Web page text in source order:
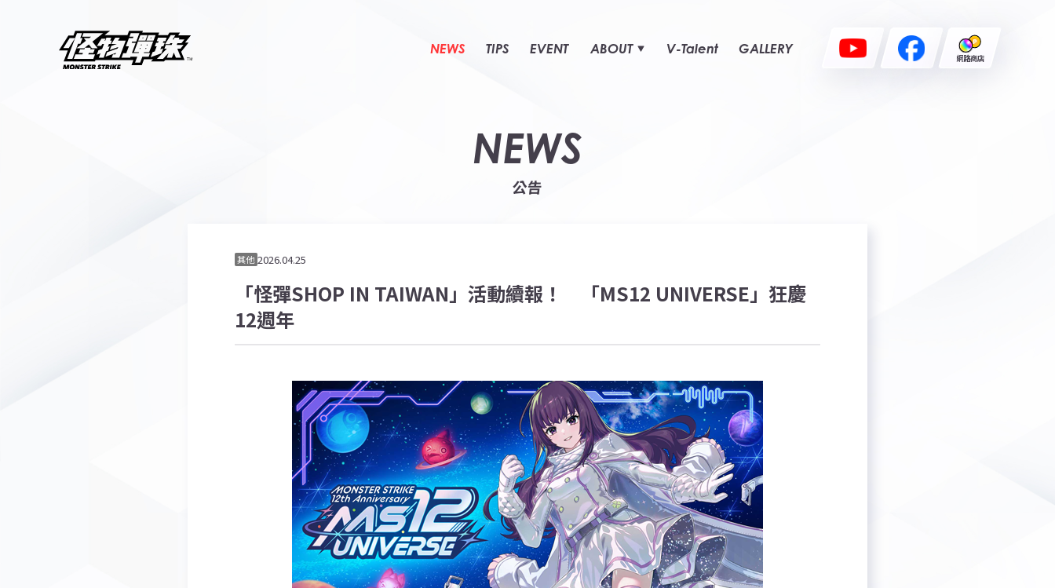
NEWS TIPS EVENT ABOUT V-Talent GALLERY
網路商店
NEWS
公告
其他 2026.04.25
「怪彈SHOP IN TAIWAN」活動續報！ 「MS12 UNIVERSE」狂慶
12週年